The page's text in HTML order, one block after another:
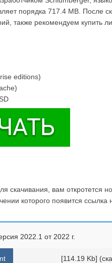
порядка 717.4 MB. После
также рекомендуем купить
editions)
скачивания, вам откротется
которого появится ссылка
2022.1 от 2022 г.
[114.19 Kb]